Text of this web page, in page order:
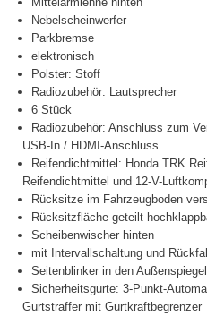
Nebelscheinwerfer
Parkbremse
elektronisch
Polster: Stoff
Radiozubehör: Lautsprecher
6 Stück
Radiozubehör: Anschluss zum
USB-In / HDMI-Anschluss
Reifendichtmittel: Honda TRK
Reifendichtmittel und 12-V-
Rücksitze im Fahrzeugboden
Rücksitzfläche geteilt
Scheibenwischer hinten
mit Intervallschaltung und
Seitenblinker in den
Sicherheitsgurte: 3-Punkt-
Gurtstraffer mit Gurtkraftbegrenzer